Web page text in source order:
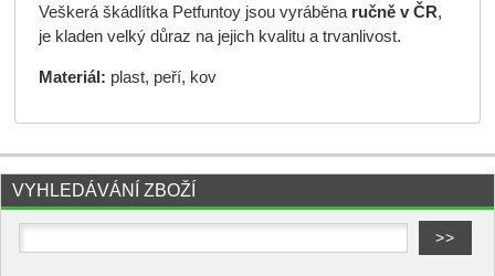
Veškerá škádlítka Petfuntoy jsou vyráběna ručně v ČR,
je kladen velký důraz na jejich kvalitu a trvanlivost.
Materiál: plast, peří, kov
VYHLEDÁVÁNÍ ZBOŽÍ